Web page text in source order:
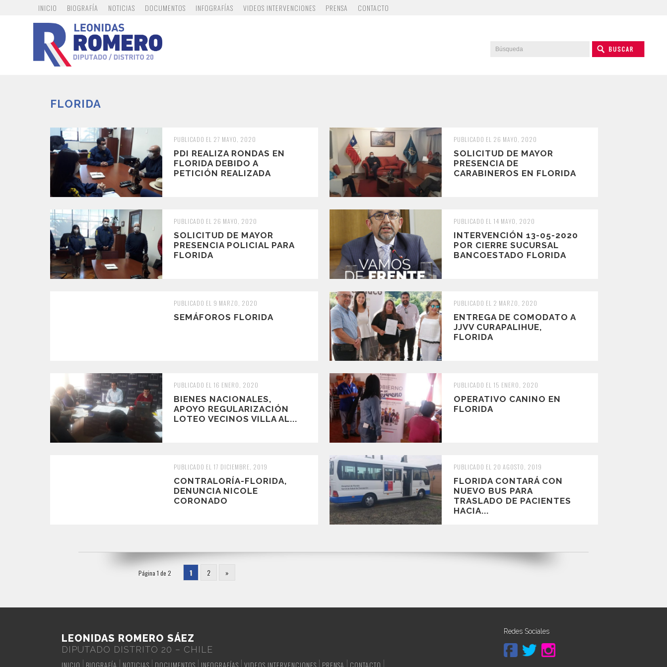
INICIO BIOGRAFÍA NOTICIAS DOCUMENTOS INFOGRAFÍAS VIDEOS INTERVENCIONES PRENSA CONTACTO
FLORIDA
PUBLICADO EL 27 MAYO, 2020
PDI REALIZA RONDAS EN
FLORIDA DEBIDO A
PETICIÓN REALIZADA
PUBLICADO EL 26 MAYO, 2020
SOLICITUD DE MAYOR
PRESENCIA DE
CARABINEROS EN FLORIDA
PUBLICADO EL 26 MAYO, 2020
SOLICITUD DE MAYOR
PRESENCIA POLICIAL PARA
FLORIDA
PUBLICADO EL 14 MAYO, 2020
INTERVENCIÓN 13-05-2020
POR CIERRE SUCURSAL
BANCOESTADO FLORIDA
PUBLICADO EL 9 MARZO, 2020
SEMÁFOROS FLORIDA
PUBLICADO EL 2 MARZO, 2020
ENTREGA DE COMODATO A
JJVV CURAPALIHUE,
FLORIDA
PUBLICADO EL 16 ENERO, 2020
BIENES NACIONALES,
APOYO REGULARIZACIÓN
LOTEO VECINOS VILLA AL...
PUBLICADO EL 15 ENERO, 2020
OPERATIVO CANINO EN
FLORIDA
PUBLICADO EL 17 DICIEMBRE, 2019
CONTRALORÍA-FLORIDA,
DENUNCIA NICOLE
CORONADO
PUBLICADO EL 20 AGOSTO, 2019
FLORIDA CONTARÁ CON
NUEVO BUS PARA
TRASLADO DE PACIENTES
HACIA...
Página 1 de 2 1 2 »
LEONIDAS ROMERO SÁEZ
DIPUTADO DISTRITO 20 – CHILE
INICIO
BIOGRAFÍA NOTICIAS DOCUMENTOS INFOGRAFÍAS VIDEOS INTERVENCIONES PRENSA CONTACTO
Redes Sociales